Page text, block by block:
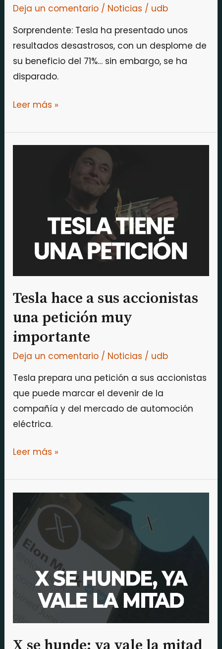
Deja un comentario / Noticias / udb
Sorprendente: Tesla ha presentado unos
resultados desastrosos, con un desplome de
su beneficio del 71%… sin embargo, se ha
disparado.
Leer más »
Tesla hace a sus accionistas
una petición muy
importante
Deja un comentario / Noticias / udb
Tesla prepara una petición a sus accionistas
que puede marcar el devenir de la
compañía y del mercado de automoción
eléctrica.
petición
importante
Leer más »
se
hunde:
ya
mitad
lo
que